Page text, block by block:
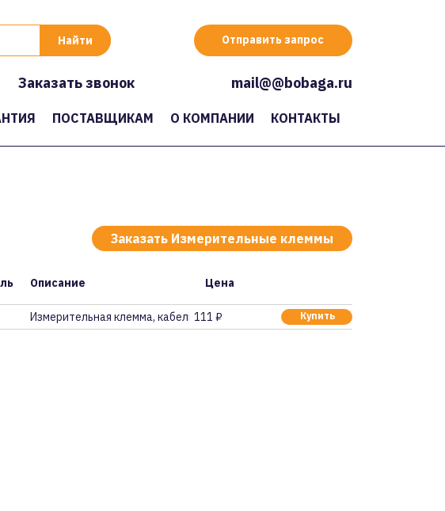
Отправить запрос
Заказать звонок mail@@bobaga.ru
ПОСТАВЩИКАМ О КОМПАНИИ КОНТАКТЫ
Заказать Измерительные клеммы
Описание Цена
Измерительная клемма, кабель м111 ₽ Купить